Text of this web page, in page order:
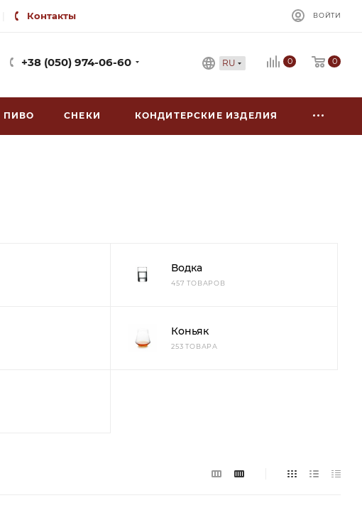
Контакты ВОЙТИ
+38 (050) 974-06-60 RU 0 0
ПИВО СНЕКИ КОНДИТЕРСКИЕ ИЗДЕЛИЯ
Водка
457 ТОВАРОВ
Коньяк
253 ТОВАРА